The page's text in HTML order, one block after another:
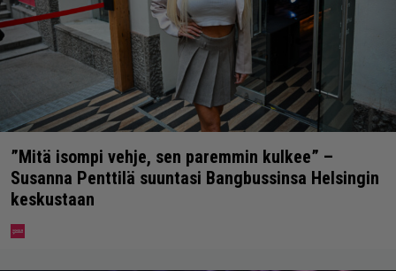
”Mitä isompi vehje, sen paremmin kulkee” –
Susanna Penttilä suuntasi Bangbussinsa Helsingin
keskustaan